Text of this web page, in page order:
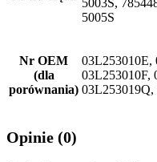
5003S,
5005S
Nr OEM
(dla
porównania)
03L253010E,
03L253010F,
Opinie (0)